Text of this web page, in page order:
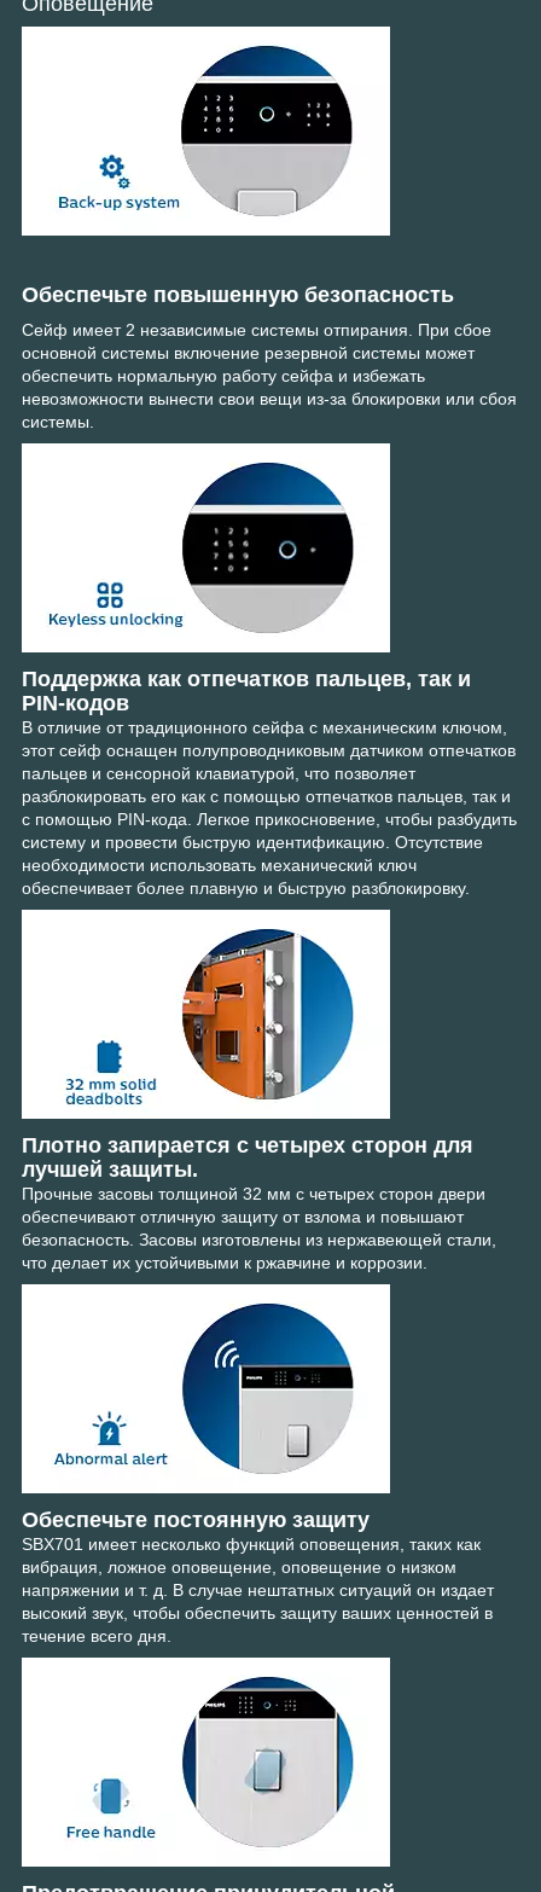
Обеспечьте повышенную безопасность
Сейф имеет 2 независимые системы отпирания. При сбое
основной системы включение резервной системы может
обеспечить нормальную работу сейфа и избежать
невозможности вынести свои вещи из-за блокировки или сбоя
системы.
Поддержка как отпечатков пальцев, так и
PIN-кодов
В отличие от традиционного сейфа с механическим ключом,
этот сейф оснащен полупроводниковым датчиком отпечатков
пальцев и сенсорной клавиатурой, что позволяет
разблокировать его как с помощью отпечатков пальцев, так и
с помощью PIN-кода. Легкое прикосновение, чтобы разбудить
систему и провести быструю идентификацию. Отсутствие
необходимости использовать механический ключ
обеспечивает более плавную и быструю разблокировку.
Плотно запирается с четырех сторон для
лучшей защиты.
Прочные засовы толщиной 32 мм с четырех сторон двери
обеспечивают отличную защиту от взлома и повышают
безопасность. Засовы изготовлены из нержавеющей стали,
что делает их устойчивыми к ржавчине и коррозии.
Обеспечьте постоянную защиту
SBX701 имеет несколько функций оповещения, таких как
вибрация, ложное оповещение, оповещение о низком
напряжении и т. д. В случае нештатных ситуаций он издает
высокий звук, чтобы обеспечить защиту ваших ценностей в
течение всего дня.